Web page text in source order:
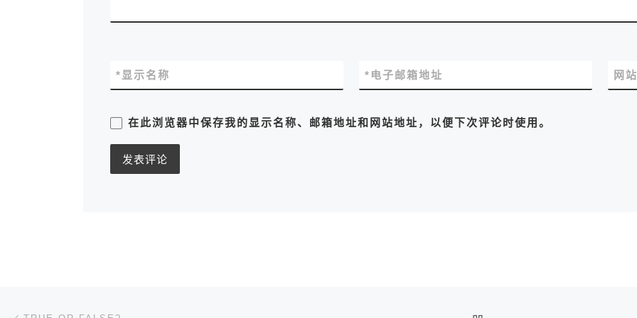
显示名称
* 电子邮箱地址
* 网
在此浏览器中保存我的显示名称、邮箱地址和网站地址，以便下次评论时使用。
文章导航